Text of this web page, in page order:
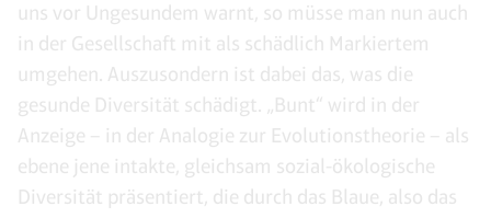
uns vor Ungesundem warnt, so müsse man nun auch
in der Gesellschaft mit als schädlich Markiertem
umgehen. Auszusondern ist dabei das, was die
gesunde Diversität schädigt. „Bunt“ wird in der
Anzeige – in der Analogie zur Evolutionstheorie – als
ebene jene intakte, gleichsam sozial-ökologische
Diversität präsentiert, die durch das Blaue, also das